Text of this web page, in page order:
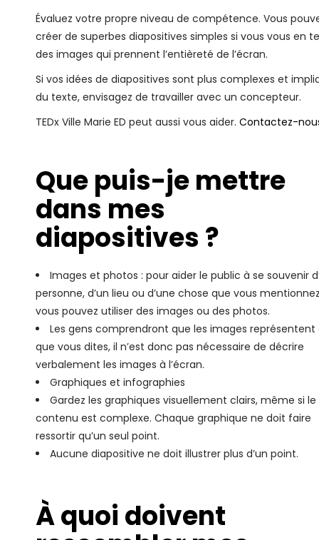
Évaluez votre propre niveau de compétence. Vous
créer de superbes diapositives simples si vous vous en
des images qui prennent l’entièreté de l’écran.
Si vos idées de diapositives sont plus complexes et
du texte, envisagez de travailler avec un concepteur.
TEDx Ville Marie ED peut aussi vous aider. Contactez-
Que puis-je mettre
dans mes
diapositives ?
Images et photos : pour aider le public à se souvenir
personne, d’un lieu ou d’une chose que vous
vous pouvez utiliser des images ou des photos.
Les gens comprendront que les images représentent
que vous dites, il n’est donc pas nécessaire de décrire
verbalement les images à l’écran.
Graphiques et infographies
Gardez les graphiques visuellement clairs, même si le
contenu est complexe. Chaque graphique ne doit faire
ressortir qu’un seul point.
Aucune diapositive ne doit illustrer plus d’un point.
À quoi doivent